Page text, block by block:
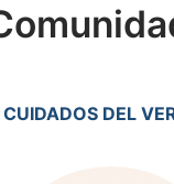
CUIDADOS DEL